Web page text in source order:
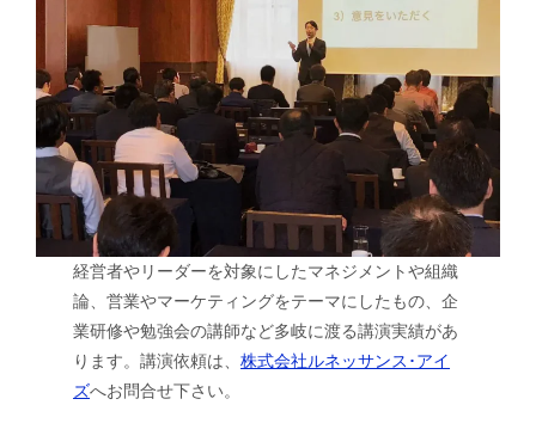
経営者やリーダーを対象にしたマネジメントや組織
論、営業やマーケティングをテーマにしたもの、企
業研修や勉強会の講師など多岐に渡る講演実績があ
ります。講演依頼は、株式会社ルネッサンス･アイ
ズへお問合せ下さい。